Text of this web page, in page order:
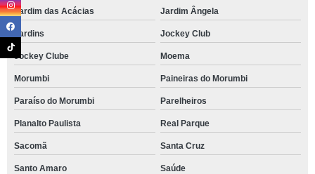
Jardim das Acácias Jardim Ângela
Jardins Jockey Club
Jockey Clube Moema
Morumbi Paineiras do Morumbi
Paraíso do Morumbi Parelheiros
Planalto Paulista Real Parque
Sacomã Santa Cruz
Santo Amaro Saúde